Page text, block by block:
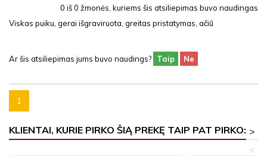
0 iš0 žmonės, kuriems šis atsiliepimas buvo naudingas
Viskas puiku, gerai išgraviruota, greitas pristatymas, ačiū
Ar šis atsiliepimas jums buvo naudings? Taip Ne
1
KLIENTAI, KURIE PIRKO ŠIĄ PREKĘ TAIP PAT PIRKO: >
<